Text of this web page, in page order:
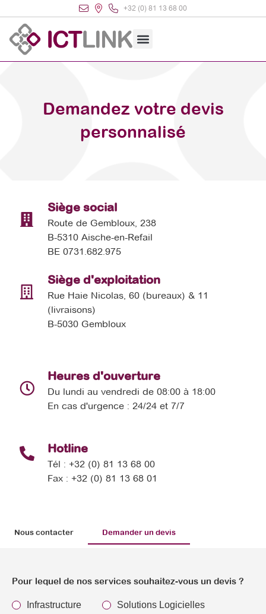
+32 (0) 81 13 68 00
Demandez votre devis
personnalisé
Siège social
Route de Gembloux, 238
B-5310 Aische-en-Refail
BE 0731.682.975
Siège d'exploitation
Rue Haie Nicolas, 60 (bureaux) & 11
(livraisons)
B-5030 Gembloux
Heures d'ouverture
Du lundi au vendredi de 08:00 à 18:00
En cas d'urgence : 24/24 et 7/7
Hotline
Tél : +32 (0) 81 13 68 00
Fax : +32 (0) 81 13 68 01
Nous contacter Demander un devis
Pour lequel de nos services souhaitez-vous un devis ?
Infrastructure
Solutions Logicielles